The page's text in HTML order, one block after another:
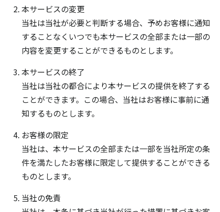
本サービスの変更
当社は当社が必要と判断する場合、予めお客様に通知
することなくいつでも本サービスの全部または一部の
内容を変更することができるものとします。
本サービスの終了
当社は当社の都合により本サービスの提供を終了する
ことができます。この場合、当社はお客様に事前に通
知するものとします。
お客様の限定
当社は、本サービスの全部または一部を当社所定の条
件を満たしたお客様に限定して提供することができる
ものとします。
当社の免責